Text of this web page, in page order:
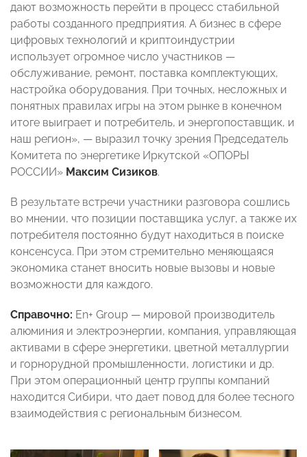
дают возможность перейти в процесс стабильной
работы созданного предприятия. А бизнес в сфере
цифровых технологий и криптоиндустрии
использует огромное число участников —
обслуживание, ремонт, поставка комплектующих,
настройка оборудования. При точных, несложных и
понятных правилах игры на этом рынке в конечном
итоге выиграет и потребитель, и энергопоставщик, и
наш регион», — выразил точку зрения Председатель
Комитета по энергетике Иркутской «ОПОРЫ
РОССИИ» Максим Сизиков.
В результате встречи участники разговора сошлись
во мнении, что позиции поставщика услуг, а также их
потребителя постоянно будут находиться в поиске
консенсуса. При этом стремительно меняющаяся
экономика станет вносить новые вызовы и новые
возможности для каждого.
Справочно: En+ Group — мировой производитель
алюминия и электроэнергии, компания, управляющая
активами в сфере энергетики, цветной металлургии
и горнорудной промышленности, логистики и др.
При этом операционный центр группы компаний
находится Сибири, что дает повод для более тесного
взаимодействия с региональным бизнесом.